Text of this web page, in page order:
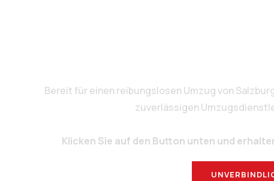
Bereit für einen reibungslosen Umzug von
zuverlässigen
Klicken Sie auf den Button unten und